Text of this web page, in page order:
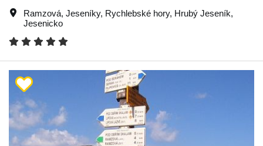
Ramzová, Jeseníky, Rychlebské hory, Hrubý Jeseník,
Jesenicko